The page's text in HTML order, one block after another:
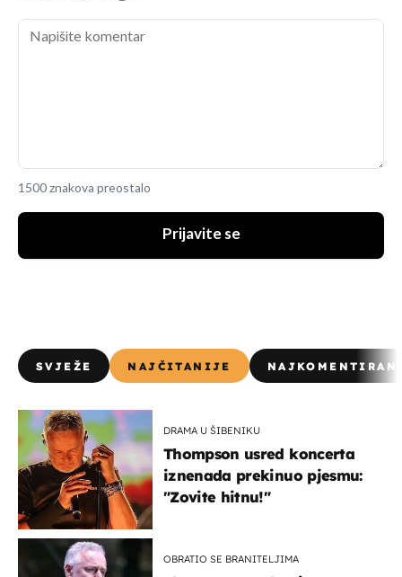
1500 znakova preostalo
Prijavite se
SVJEŽE NAJČITANIJE
DRAMA U ŠIBENIKU
Thompson usred koncerta
iznenada prekinuo pjesmu:
"Zovite hitnu!"
OBRATIO SE BRANITELJIMA